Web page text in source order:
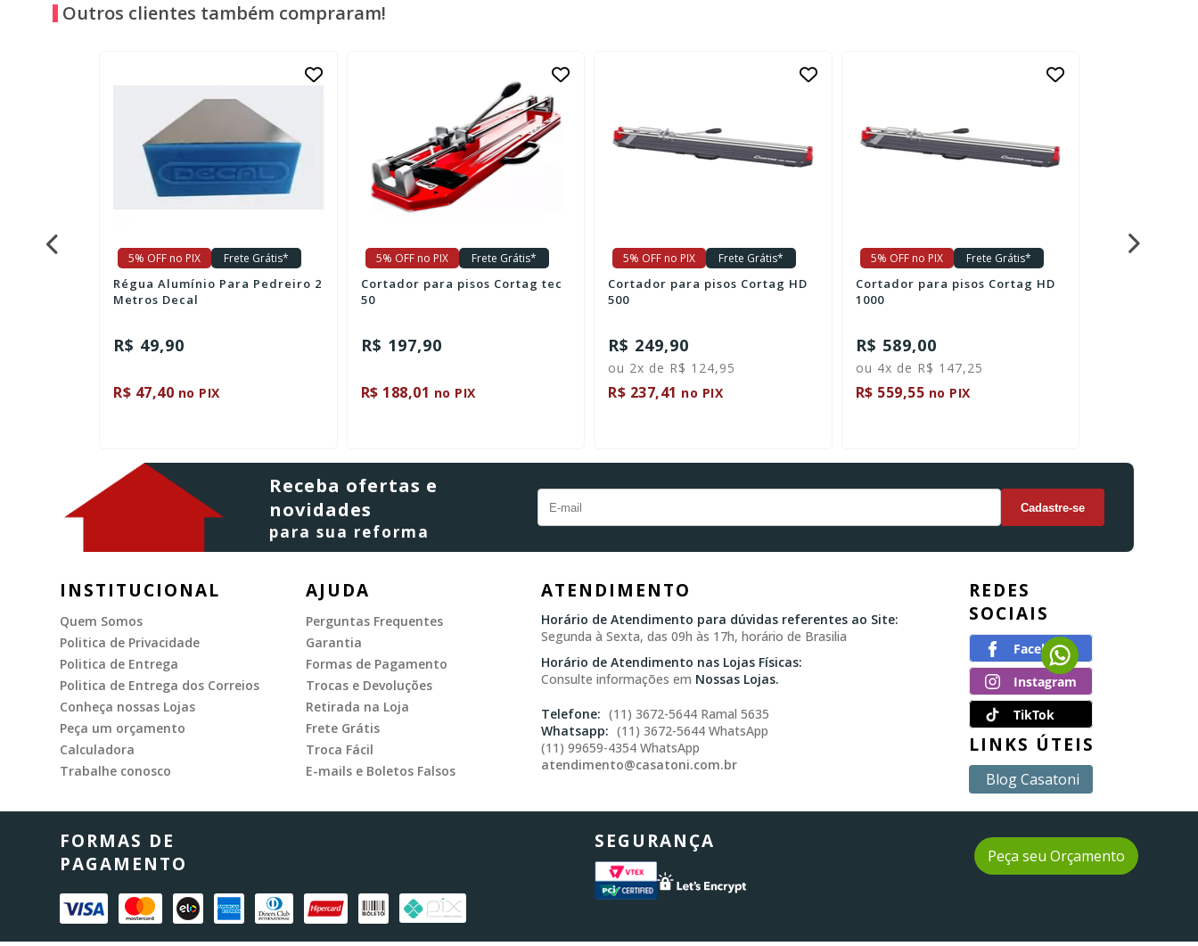
Peça seu Orçamento
Outros clientes também compraram!
5% OFF no PIX Frete Grátis*
Régua Alumínio Para Pedreiro 2
Metros Decal
R$ 49,90
R$ 47,40 no PIX
5% OFF no PIX Frete Grátis*
Cortador para pisos Cortag tec
50
R$ 197,90
R$ 188,01 no PIX
5% OFF no PIX Frete Grátis*
Cortador para pisos Cortag HD
500
R$ 249,90
ou 2x de R$ 124,95
R$ 237,41 no PIX
5% OFF no PIX Frete Grátis*
Cortador para pisos Cortag HD
1000
R$ 589,00
ou 4x de R$ 147,25
R$ 559,55 no PIX
5% OFF no PIX
Receba ofertas e
novidades
para sua reforma
INSTITUCIONAL
Quem Somos
Politica de Privacidade
Politica de Entrega
Politica de Entrega dos Correios
Conheça nossas Lojas
Peça um orçamento
Calculadora
Trabalhe conosco
AJUDA
Perguntas Frequentes
Garantia
Formas de Pagamento
Trocas e Devoluções
Retirada na Loja
Frete Grátis
Troca Fácil
E-mails e Boletos Falsos
ATENDIMENTO
Horário de Atendimento para dúvidas referentes ao Site:
Segunda à Sexta, das 09h às 17h, horário de Brasilia
Horário de Atendimento nas Lojas Físicas:
Consulte informações em Nossas Lojas.
(11) 3672-5644 Ramal 5635
(11) 3672-5644 WhatsApp
(11) 99659-4354 WhatsApp
atendimento@casatoni.com.br
REDES
SOCIAIS
TikTok
LINKS ÚTEIS
Blog Casatoni
FORMAS DE
PAGAMENTO
SEGURANÇA